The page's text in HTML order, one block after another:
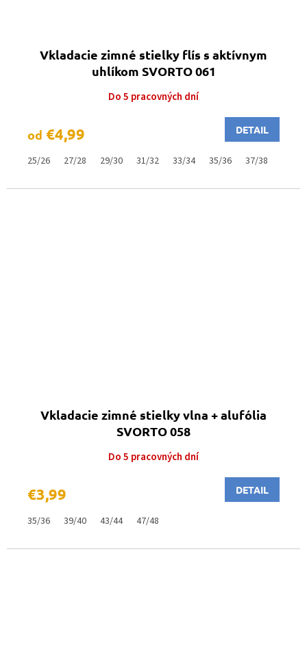
Vkladacie zimné stielky flís s aktívnym
uhlíkom SVORTO 061
Do 5 pracovných dní
od €4,99 DETAIL
25/26 27/28 29/30 31/32 33/34 35/36 37/38
Vkladacie zimné stielky vlna + alufólia
SVORTO 058
Do 5 pracovných dní
€3,99 DETAIL
35/36 39/40 43/44 47/48